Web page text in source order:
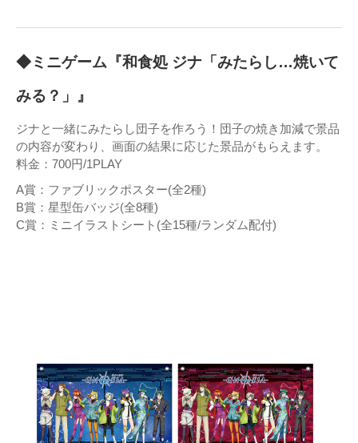
◆ミニゲーム『和食処 ジナ「みたらし…焼いて
みる？」』
ジナと一緒にみたらし団子を作ろう！団子の焼き加減で景品
の内容が変わり、画面の結果に応じた景品がもらえます。
料金：700円/1PLAY
A賞：ファブリックポスター(全2種)
B賞：星型缶バッジ(全8種)
C賞：ミニイラストシート(全15種/ランダム配付)